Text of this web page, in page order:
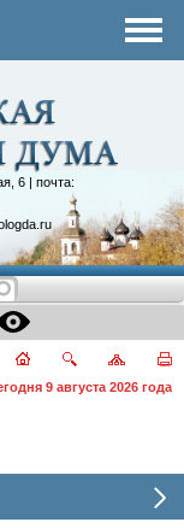
6 | почта:
9 августа 2026 года